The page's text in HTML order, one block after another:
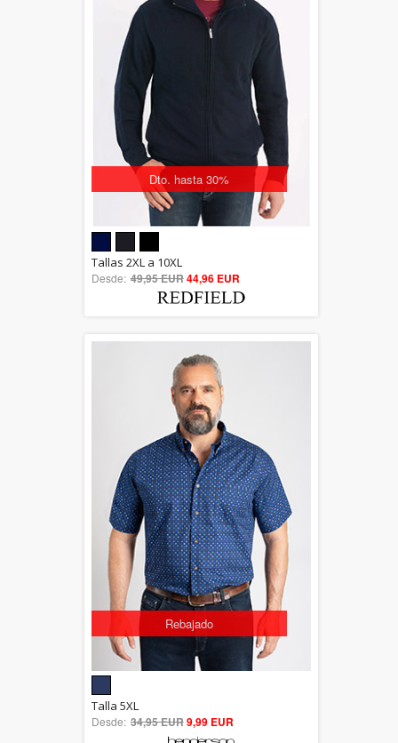
Dto. hasta 30%
5.00
out of 5
Tallas 2XL a 10XL
Desde: 49,95 EUR44,96 EUR
Rebajado
out of 5
Talla 5XL
Desde: 34,95 EUR9,99 EUR